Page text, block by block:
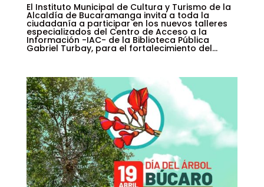
El Instituto Municipal de Cultura y Turismo de la
Alcaldía de Bucaramanga invita a toda la
ciudadanía a participar en los nuevos talleres
especializados del Centro de Acceso a la
Información -IAC- de la Biblioteca Pública
Gabriel Turbay, para el fortalecimiento del...